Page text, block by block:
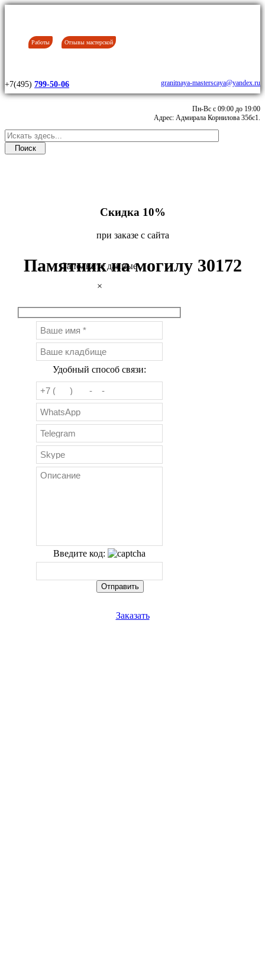
Работы Отзывы мастерской
+7(495) 799-50-06 granitnaya-masterscaya@yandex.ru
Пн-Вс с 09:00 до 19:00
Адрес: Адмирала Корнилова 35бс1.
Скидка 10%
при заказе с сайта
Памятник на могилу 30172
Заполните данные
×
Удобный способ связи:
Введите код:
Заказать